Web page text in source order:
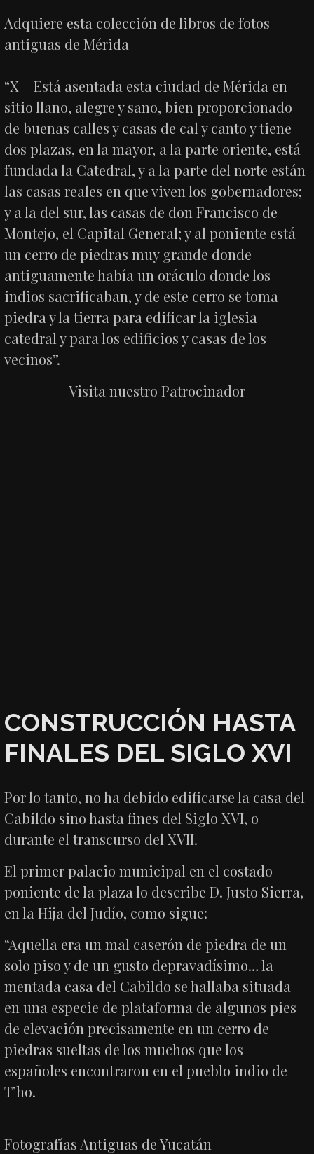
Adquiere esta colección de libros de fotos
antiguas de Mérida
“X – Está asentada esta ciudad de Mérida en
sitio llano, alegre y sano, bien proporcionado
de buenas calles y casas de cal y canto y tiene
dos plazas, en la mayor, a la parte oriente, está
fundada la Catedral, y a la parte del norte están
las casas reales en que viven los gobernadores;
y a la del sur, las casas de don Francisco de
Montejo, el Capital General; y al poniente está
un cerro de piedras muy grande donde
antiguamente había un oráculo donde los
indios sacrificaban, y de este cerro se toma
piedra y la tierra para edificar la iglesia
catedral y para los edificios y casas de los
vecinos”.
Visita nuestro Patrocinador
CONSTRUCCIÓN HASTA
FINALES DEL SIGLO XVI
Por lo tanto, no ha debido edificarse la casa del
Cabildo sino hasta fines del Siglo XVI, o
durante el transcurso del XVII.
El primer palacio municipal en el costado
poniente de la plaza lo describe D. Justo Sierra,
en la Hija del Judío, como sigue:
“Aquella era un mal caserón de piedra de un
solo piso y de un gusto depravadísimo… la
mentada casa del Cabildo se hallaba situada
en una especie de plataforma de algunos pies
de elevación precisamente en un cerro de
piedras sueltas de los muchos que los
españoles encontraron en el pueblo indio de
T’ho.
Fotografías Antiguas de Yucatán